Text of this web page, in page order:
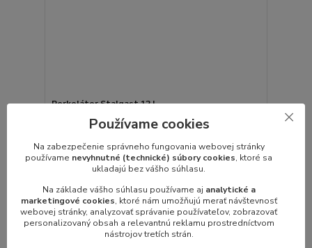
Perkolátor Stalgast 12 l
Prístroj na zaparenie kávy, čaju, zeleniny a varenie
vodyPerkolátor 12Rozmerypri...
175,89 €/ks
143,00 €bez DPH
Pridať do košíka
Používame cookies
Na zabezpečenie správneho fungovania webovej stránky
používame nevyhnutné (technické) súbory cookies, ktoré sa
ukladajú bez vášho súhlasu.
Na základe vášho súhlasu používame aj analytické a
marketingové cookies, ktoré nám umožňujú merať návštevnosť
webovej stránky, analyzovať správanie používateľov, zobrazovať
personalizovaný obsah a relevantnú reklamu prostredníctvom
nástrojov tretích strán.